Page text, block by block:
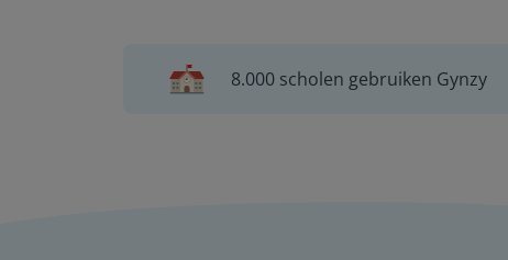
8.000 scholen gebruiken Gynzy